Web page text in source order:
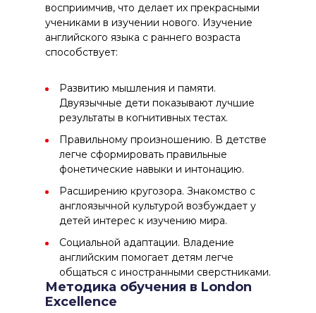
восприимчив, что делает их прекрасными
учениками в изучении нового. Изучение
английского языка с раннего возраста
способствует:
Развитию мышления и памяти.
Двуязычные дети показывают лучшие
результаты в когнитивных тестах.
Правильному произношению. В детстве
легче сформировать правильные
фонетические навыки и интонацию.
Расширению кругозора. Знакомство с
англоязычной культурой возбуждает у
детей интерес к изучению мира.
Социальной адаптации. Владение
английским помогает детям легче
общаться с иностранными сверстниками.
Методика обучения в London
Excellence